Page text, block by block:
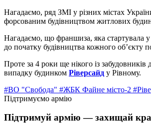
Нагадаємо, ряд ЗМІ у різних містах
форсованим будівництвом житлових
Нагадаємо, що франшиза, яка стартувала
до початку будівництва кожного об’єкту
Проте за 4 роки ще нікого із
випадку будинком Ріверсайд у Рівному.
#ВО "Свобода" #ЖБК Файне місто-2
Підтримуємо армію
Підтримуй армію — захищай